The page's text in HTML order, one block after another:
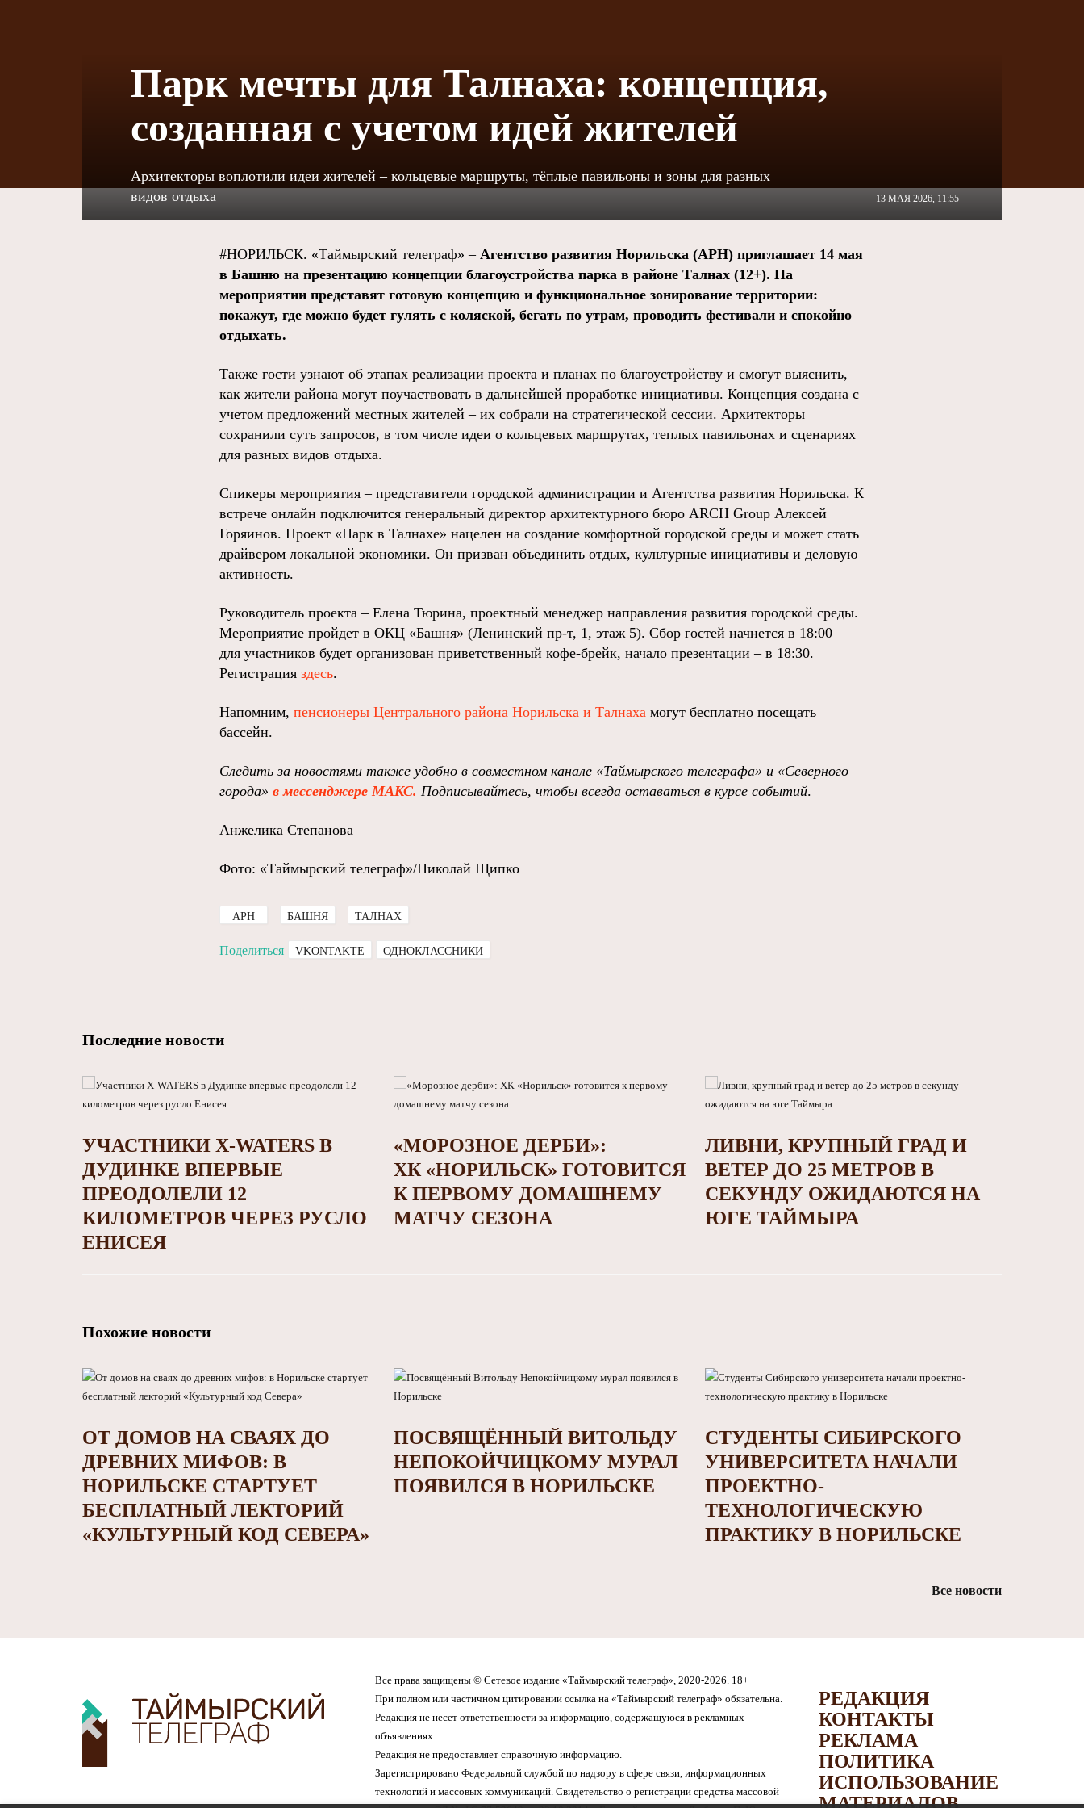
Парк мечты для Талнаха: концепция,
созданная с учетом идей жителей
13 МАЯ 2026, 11:55
Архитекторы воплотили идеи жителей – кольцевые маршруты, тёплые павильоны и зоны для разных
видов отдыха
#НОРИЛЬСК. «Таймырский телеграф» – Агентство развития Норильска (АРН) приглашает 14 мая
в Башню на презентацию концепции благоустройства парка в районе Талнах (12+). На
мероприятии представят готовую концепцию и функциональное зонирование территории:
покажут, где можно будет гулять с коляской, бегать по утрам, проводить фестивали и спокойно
отдыхать.
Также гости узнают об этапах реализации проекта и планах по благоустройству и смогут выяснить,
как жители района могут поучаствовать в дальнейшей проработке инициативы. Концепция создана с
учетом предложений местных жителей – их собрали на стратегической сессии. Архитекторы
сохранили суть запросов, в том числе идеи о кольцевых маршрутах, теплых павильонах и сценариях
для разных видов отдыха.
Спикеры мероприятия – представители городской администрации и Агентства развития Норильска. К
встрече онлайн подключится генеральный директор архитектурного бюро ARCH Group Алексей
Горяинов. Проект «Парк в Талнахе» нацелен на создание комфортной городской среды и может стать
драйвером локальной экономики. Он призван объединить отдых, культурные инициативы и деловую
активность.
Руководитель проекта – Елена Тюрина, проектный менеджер направления развития городской среды.
Мероприятие пройдет в ОКЦ «Башня» (Ленинский пр‑т, 1, этаж 5). Сбор гостей начнется в 18:00 –
для участников будет организован приветственный кофе‑брейк, начало презентации – в 18:30.
Регистрация здесь.
Напомним, пенсионеры Центрального района Норильска и Талнаха могут бесплатно посещать
бассейн.
Следить за новостями также удобно в совместном канале «Таймырского телеграфа» и «Северного
города» в мессенджере МАКС. Подписывайтесь, чтобы всегда оставаться в курсе событий.
Анжелика Степанова
Фото: «Таймырский телеграф»/Николай Щипко
АРН БАШНЯ ТАЛНАХ
Поделиться VKONTAKTE ОДНОКЛАССНИКИ
Последние новости
УЧАСТНИКИ X-WATERS В
ДУДИНКЕ ВПЕРВЫЕ
ПРЕОДОЛЕЛИ 12
КИЛОМЕТРОВ ЧЕРЕЗ РУСЛО
ЕНИСЕЯ
«МОРОЗНОЕ ДЕРБИ»:
ХК «НОРИЛЬСК» ГОТОВИТСЯ
К ПЕРВОМУ ДОМАШНЕМУ
МАТЧУ СЕЗОНА
ЛИВНИ, КРУПНЫЙ ГРАД И
ВЕТЕР ДО 25 МЕТРОВ В
СЕКУНДУ ОЖИДАЮТСЯ НА
ЮГЕ ТАЙМЫРА
Похожие новости
ОТ ДОМОВ НА СВАЯХ ДО
ДРЕВНИХ МИФОВ: В
НОРИЛЬСКЕ СТАРТУЕТ
БЕСПЛАТНЫЙ ЛЕКТОРИЙ
«КУЛЬТУРНЫЙ КОД СЕВЕРА»
ПОСВЯЩЁННЫЙ ВИТОЛЬДУ
НЕПОКОЙЧИЦКОМУ МУРАЛ
ПОЯВИЛСЯ В НОРИЛЬСКЕ
СТУДЕНТЫ СИБИРСКОГО
УНИВЕРСИТЕТА НАЧАЛИ
ПРОЕКТНО-
ТЕХНОЛОГИЧЕСКУЮ
ПРАКТИКУ В НОРИЛЬСКЕ
Все новости
Все права защищены © Сетевое издание «Таймырский телеграф», 2020-2026. 18+
При полном или частичном цитировании ссылка на «Таймырский телеграф» обязательна.
Редакция не несет ответственности за информацию, содержащуюся в рекламных
объявлениях.
Редакция не предоставляет справочную информацию.
Зарегистрировано Федеральной службой по надзору в сфере связи, информационных
технологий и массовых коммуникаций. Свидетельство о регистрации средства массовой
РЕДАКЦИЯ
КОНТАКТЫ
РЕКЛАМА
ПОЛИТИКА
ИСПОЛЬЗОВАНИЕ
МАТЕРИАЛОВ